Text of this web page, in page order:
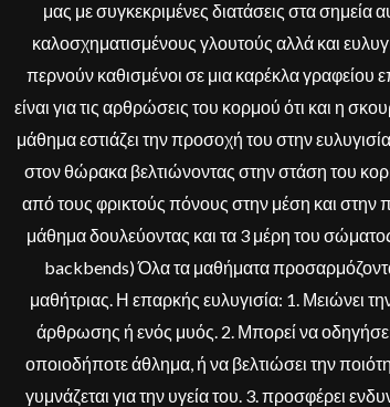
μας με συγκεκριμένες διατάσεις στα σημεία
καλοσχηματισμένους γλουτούς αλλά και
περνούν καθισμένοι σε μια καρέκλα γραφείου
είναι για τις αρθρώσεις του κορμού ότι και η
μάθημα εστιάζει την προσοχή του στην
στον θώρακα βελτιώνοντας στην στάση του
από τους φρικτούς πόνους στην μέση και
μάθημα δουλεύοντας και τα 3 μέρη του
backbends) Όλα τα μαθήματα
μαθήτριας. Η επαρκής ευλυγισία: 1. Μειώνει
άρθρωσης ή ενός μυός. 2. Μπορεί να
οποιοδήποτε άθλημα, ή να βελτιώσει την
γυμνάζεται για την υγεία του. 3. προσφέρει